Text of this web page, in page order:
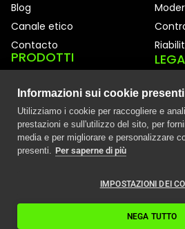
Blog
Canale etico
Contacto
PRODOTTI
Cabine
Informazioni sui cookie
Utilizziamo i cookie per raccogliere e
prestazioni e sull'utilizzo del sito, per
media e per migliorare e personalizzare
presenti. Per saperne di più
IMPOSTAZIONI DEI
NEGA TUTTO